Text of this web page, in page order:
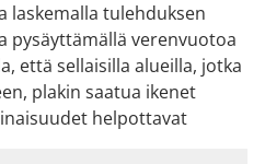
laskemalla tulehduksen
pysäyttämällä verenvuotoa
että sellaisilla alueilla, jotka
plakin saatua ikenet
helpottavat